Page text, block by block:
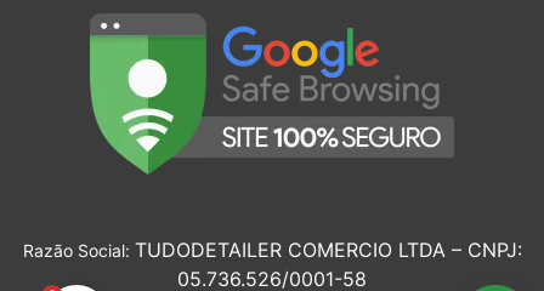
Razão Social: TUDODETAILER COMERCIO LTDA – CNPJ:
05.736.526/0001-58